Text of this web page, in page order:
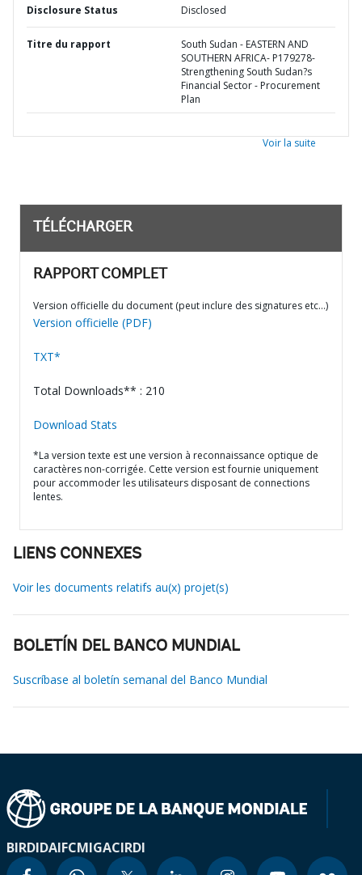
Disclosure Status Disclosed
Titre du rapport
South Sudan - EASTERN AND
SOUTHERN AFRICA- P179278-
Strengthening South Sudan?s
Financial Sector - Procurement
Plan
Voir la suite
TÉLÉCHARGER
RAPPORT COMPLET
Version officielle du document (peut inclure des signatures etc…)
Version officielle (PDF)
TXT*
Total Downloads** : 210
Download Stats
*La version texte est une version à reconnaissance optique de
caractères non-corrigée. Cette version est fournie uniquement
pour accommoder les utilisateurs disposant de connections
lentes.
LIENS CONNEXES
Voir les documents relatifs au(x) projet(s)
BOLETÍN DEL BANCO MUNDIAL
Suscríbase al boletín semanal del Banco Mundial
BIRDIDAIFCMIGACIRDI